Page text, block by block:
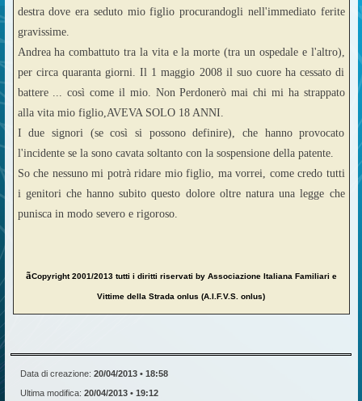
destra dove era seduto mio figlio procurandogli nell'immediato ferite
gravissime.
Andrea ha combattuto tra la vita e la morte (tra un ospedale e l'altro),
per circa quaranta giorni. Il 1 maggio 2008 il suo cuore ha cessato di
battere ... così come il mio. Non Perdonerò mai chi mi ha strappato
alla vita mio figlio,AVEVA SOLO 18 ANNI.
I due signori (se così si possono definire), che hanno provocato
l'incidente se la sono cavata soltanto con la sospensione della patente.
So che nessuno mi potrà ridare mio figlio, ma vorrei, come credo tutti
i genitori che hanno subito questo dolore oltre natura una legge che
punisca in modo severo e rigoroso.
ãCopyright 2001/2013 tutti i diritti riservati by Associazione Italiana Familiari e
Vittime della Strada onlus (A.I.F.V.S. onlus)
Data di creazione: 20/04/2013 • 18:58
Ultima modifica: 20/04/2013 • 19:12